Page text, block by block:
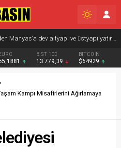
SAHNE ALDI
BIST 100
13.779,39
BITCOIN
$64929
Kampı Misafirlerini Ağırlamaya